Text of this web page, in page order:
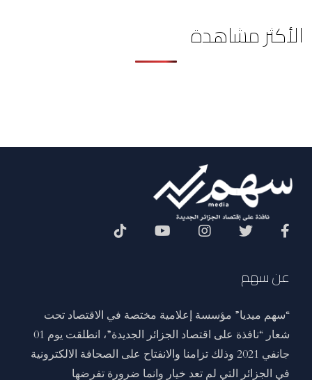
الأكثر مشاهدة
عن سهم
“سهم ميديا” مؤسسة إعلامية مختصة في الاقتصاد تحت
شعار “نافذة على اقتصاد الجزائر الجديدة”، انطلقت يوم 01
جانفي 2021 وذلك تزامنا والانفتاح على الصحافة الالكترونية
في الجزائر التي لم تعد خيار وانما ضرورة تفرضها